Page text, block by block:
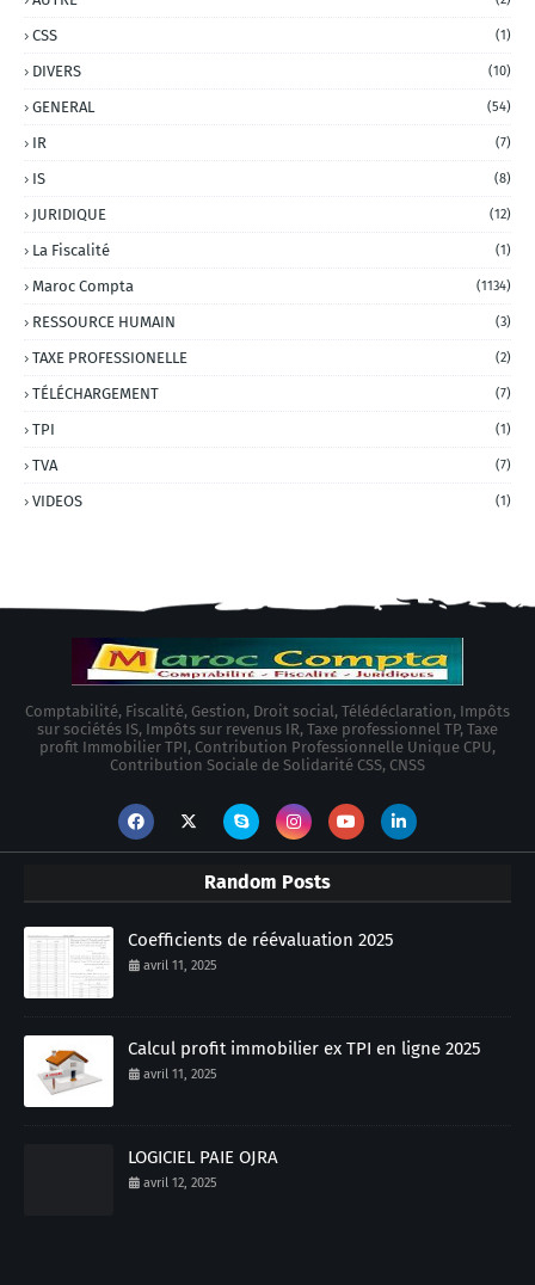
CSS (1)
DIVERS (10)
GENERAL (54)
IR (7)
IS (8)
JURIDIQUE (12)
La Fiscalité (1)
Maroc Compta (1134)
RESSOURCE HUMAIN (3)
TAXE PROFESSIONELLE (2)
TÉLÉCHARGEMENT (7)
TPI (1)
TVA (7)
VIDEOS (1)
Comptabilité, Fiscalité, Gestion, Droit social, Télédéclaration, Impôts
sur sociétés IS, Impôts sur revenus IR, Taxe professionnel TP, Taxe
profit Immobilier TPI, Contribution Professionnelle Unique CPU,
Contribution Sociale de Solidarité CSS, CNSS
Random Posts
Coefficients de réévaluation 2025
avril 11, 2025
Calcul profit immobilier ex TPI en ligne 2025
avril 11, 2025
LOGICIEL PAIE OJRA
avril 12, 2025